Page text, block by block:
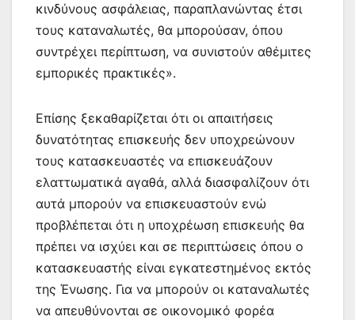
κινδύνους ασφάλειας, παραπλανώντας έτσι
τους καταναλωτές, θα μπορούσαν, όπου
συντρέχει περίπτωση, να συνιστούν αθέμιτες
εμπορικές πρακτικές».
Επίσης ξεκαθαρίζεται ότι οι απαιτήσεις
δυνατότητας επισκευής δεν υποχρεώνουν
τους κατασκευαστές να επισκευάζουν
ελαττωματικά αγαθά, αλλά διασφαλίζουν ότι
αυτά μπορούν να επισκευαστούν ενώ
προβλέπεται ότι η υποχρέωση επισκευής θα
πρέπει να ισχύει και σε περιπτώσεις όπου ο
κατασκευαστής είναι εγκατεστημένος εκτός
της Ένωσης. Για να μπορούν οι καταναλωτές
να απευθύνονται σε οικονομικό φορέα